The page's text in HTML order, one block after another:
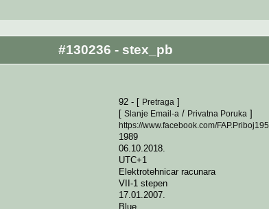
#130236 - stex_pb
92 - [ Pretraga ]
[ Slanje Email-a / Privatna Poruka ]
https://www.facebook.com/
1989
06.10.2018.
UTC+1
Elektrotehnicar racunara
VII-1 stepen
17.01.2007.
Blue